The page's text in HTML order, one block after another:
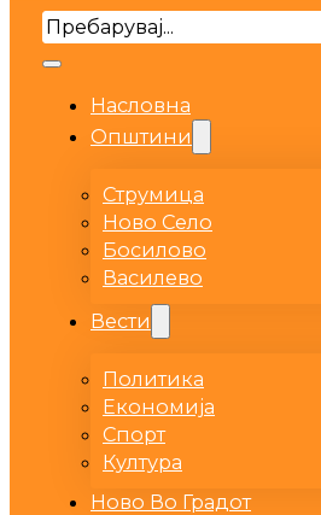
Search
Насловна
Општини
Струмица
Ново Село
Босилово
Василево
Вести
Политика
Економија
Спорт
Култура
Ново Во Градот